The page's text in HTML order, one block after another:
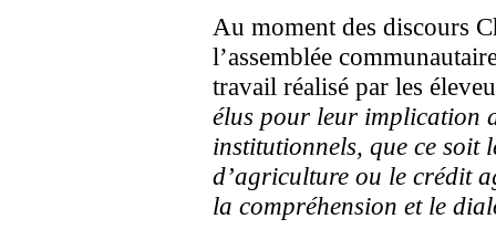
Au moment des discours
l’assemblée
travail réalisé par les
élus pour leur implication
institutionnels, que ce soit
d’agriculture ou le crédit
la compréhension et le